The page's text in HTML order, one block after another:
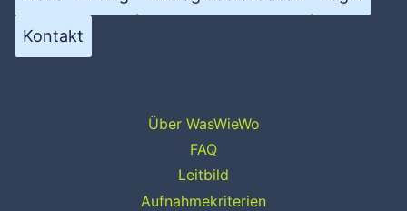
Kontakt
Über WasWieWo
FAQ
Leitbild
Aufnahmekriterien